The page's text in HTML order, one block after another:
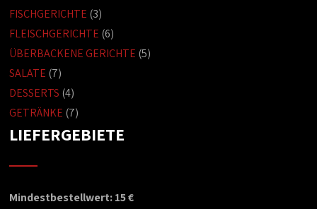
FISCHGERICHTE (3)
FLEISCHGERICHTE (6)
ÜBERBACKENE GERICHTE (5)
SALATE (7)
DESSERTS (4)
GETRÄNKE (7)
LIEFERGEBIETE
Mindestbestellwert: 15 €